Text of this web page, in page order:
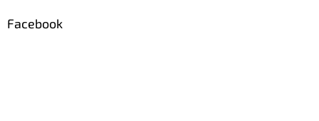
Facebook